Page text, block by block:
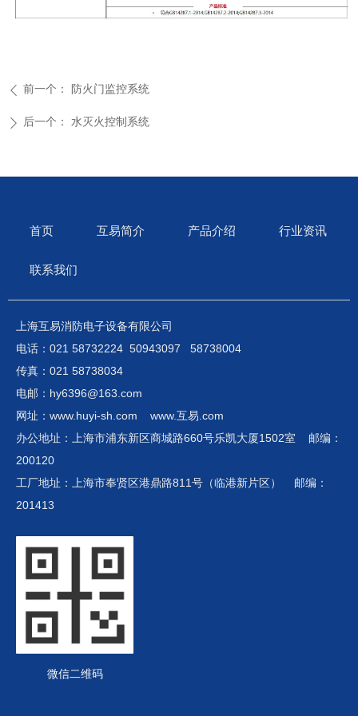
ꄴ 前一个： 防火门监控系统
ꄲ 后一个： 水灭火控制系统
首页 互易简介 产品介绍 行业资讯
联系我们
上海互易消防电子设备有限公司
电话：021 58732224 50943097 58738004
传真：021 58738034
电邮：hy6396@163.com
网址：www.huyi-sh.com www.互易.com
办公地址：上海市浦东新区商城路660号乐凯大厦1502室 邮编：
200120
工厂地址：上海市奉贤区港鼎路811号（临港新片区） 邮编：
201413
微信二维码